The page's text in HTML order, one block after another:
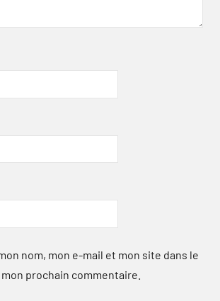
nom, mon e-mail et mon site dans le
prochain commentaire.